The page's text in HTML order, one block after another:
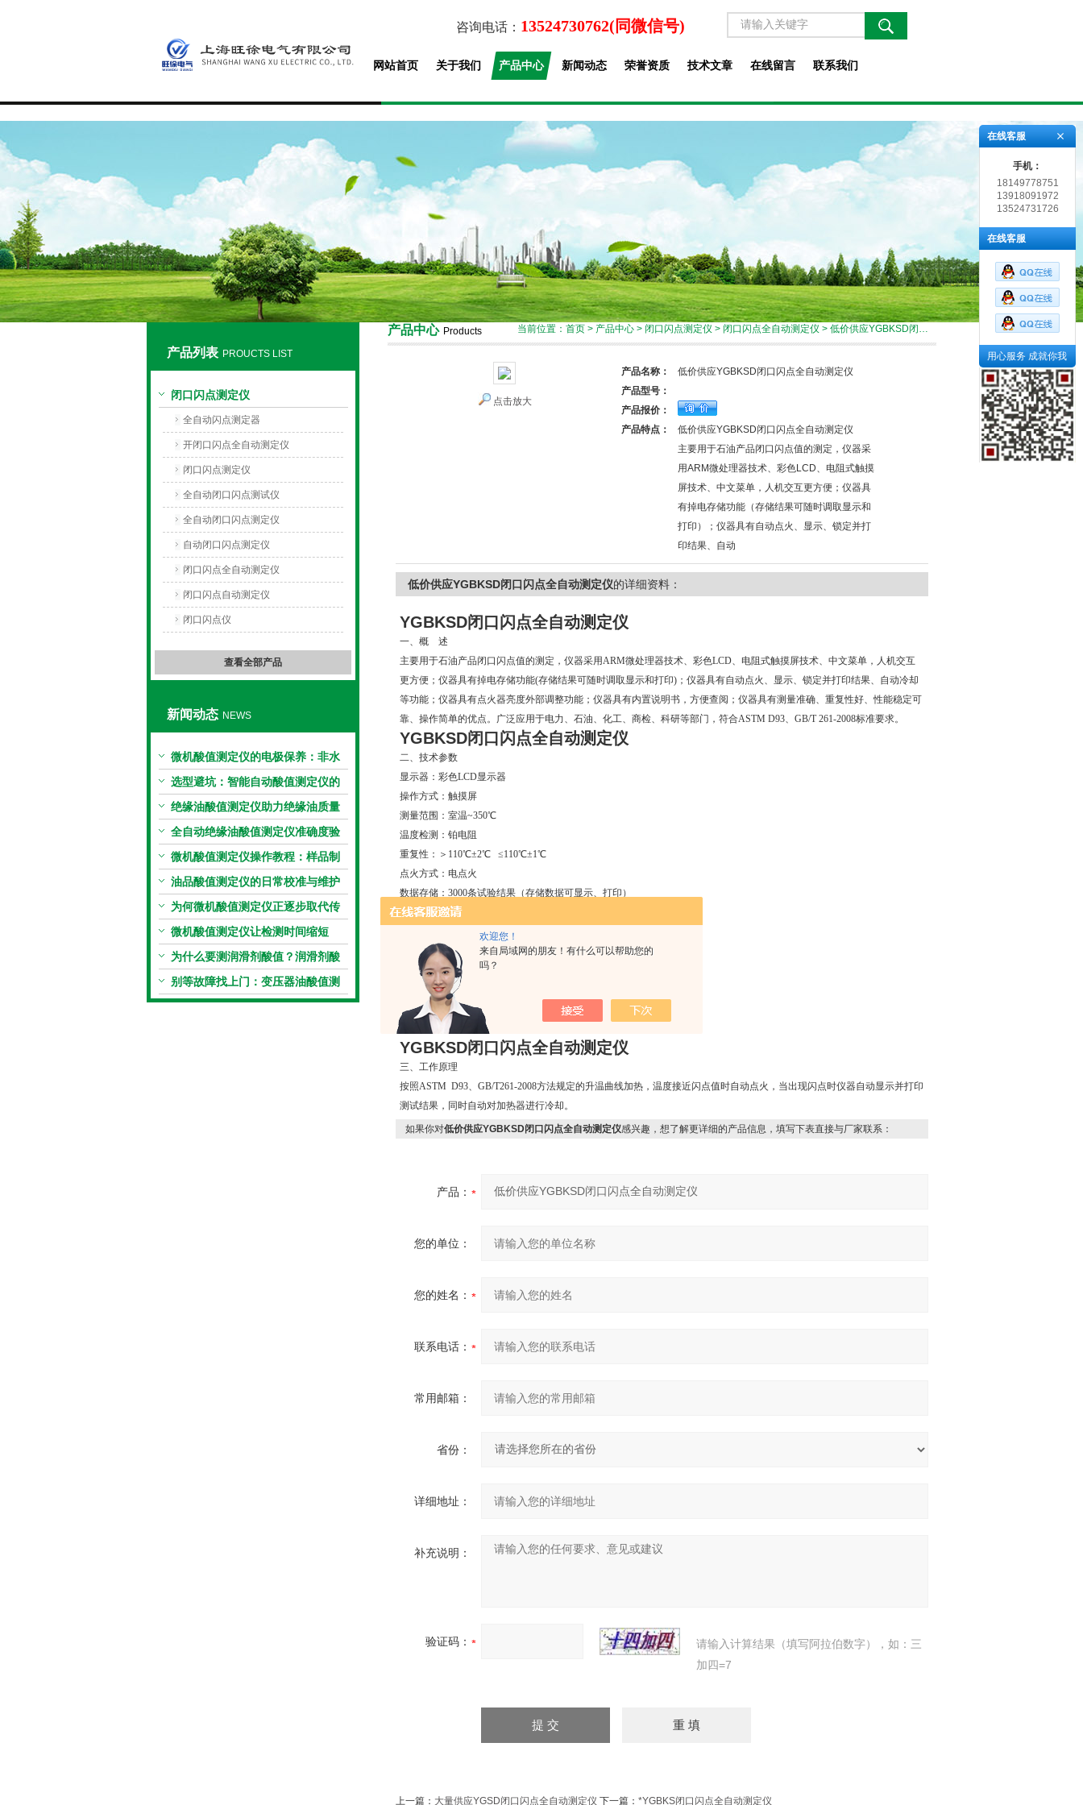
欢迎您！
来自局域网的朋友！有什么可以帮助您的
吗？
上海旺徐电气有限公司
咨询电话： 13524730762(同微信号)
网站首页 关于我们 产品中心 新闻动态 荣誉资质 技术文章 在线留言 联系我们
产品列表 PROUCTS LIST
闭口闪点测定仪
全自动闪点测定器
开闭口闪点全自动测定仪
闭口闪点测定仪
全自动闭口闪点测试仪
全自动闭口闪点测定仪
自动闭口闪点测定仪
闭口闪点全自动测定仪
闭口闪点自动测定仪
闭口闪点仪
查看全部产品
新闻动态 NEWS
微机酸值测定仪的电极保养：非水
电极的清洗与活化方法
选型避坑：智能自动酸值测定仪的
加热功率与萃取时间关系
绝缘油酸值测定仪助力绝缘油质量
把控，降低设备故障
全自动绝缘油酸值测定仪准确度验
证：标准物质标定步骤
微机酸值测定仪操作教程：样品制
备、参数设置与结果解读
油品酸值测定仪的日常校准与维护
流程
为何微机酸值测定仪正逐步取代传
统手动滴定法？
微机酸值测定仪让检测时间缩短
50%
为什么要测润滑剂酸值？润滑剂酸
值测定法告诉你答案
别等故障找上门：变压器油酸值测
试仪的预警功能
产品中心 Products 当前位置： 首页 > 产品中心 > 闭口闪点测定仪 > 闭口闪点全自动测定仪 > 低价供应YGBKSD闭口闪点全自动测定仪
点击放大
产品名称：
低价供应YGBKSD闭口闪点全自动测定仪
产品型号：
产品报价：
产品特点：
低价供应YGBKSD闭口闪点全自动测定仪
主要用于石油产品闭口闪点值的测定，仪器采
用ARM微处理器技术、彩色LCD、电阻式触摸
屏技术、中文菜单，人机交互更方便；仪器具
有掉电存储功能（存储结果可随时调取显示和
打印）；仪器具有自动点火、显示、锁定并打
印结果、自动
低价供应YGBKSD闭口闪点全自动测定仪的详细资料：
YGBKSD闭口闪点全自动测定仪
一、概 述
主要用于石油产品闭口闪点值的测定，仪器采用ARM微处理器技术、彩色LCD、电阻式触摸屏技术、中文菜单，人机交互
更方便；仪器具有掉电存储功能(存储结果可随时调取显示和打印)；仪器具有自动点火、显示、锁定并打印结果、自动冷却
等功能；仪器具有点火器亮度外部调整功能；仪器具有内置说明书，方便查阅；仪器具有测量准确、重复性好、性能稳定可
靠、操作简单的优点。广泛应用于电力、石油、化工、商检、科研等部门，符合ASTM D93、GB/T 261-2008标准要求。
YGBKSD闭口闪点全自动测定仪
二、技术参数
显示器：彩色LCD显示器
操作方式：触摸屏
测量范围：室温~350℃
温度检测：铂电阻
重复性：＞110℃±2℃ ≤110℃±1℃
点火方式：电点火
数据存储：3000条试验结果（存储数据可显示、打印）
内部时钟：掉电可正常工作10年
冷却方式：强制风冷
打印机：热敏打印机
电 源：交流220V±11V，50Hz±2.5HZ
功 率：≤350W
使用环境温度：10℃~35℃
使用环境湿度：≤85%
YGBKSD闭口闪点全自动测定仪
三、工作原理
按照ASTM D93、GB/T261-2008方法规定的升温曲线加热，温度接近闪点值时自动点火，当出现闪点时仪器自动显示并打印
测试结果，同时自动对加热器进行冷却。
如果你对低价供应YGBKSD闭口闪点全自动测定仪感兴趣，想了解更详细的产品信息，填写下表直接与厂家联系：
产品：
您的单位：
您的姓名：
联系电话：
常用邮箱：
省份：
详细地址：
补充说明：
验证码：
请输入计算结果（填写阿拉伯数字），如：三
加四=7
上一篇： 大量供应YGSD闭口闪点全自动测定仪 下一篇： *YGBKS闭口闪点全自动测定仪
在线客服
手机：
18149778751
13918091972
13524731726
在线客服
用心服务 成就你我